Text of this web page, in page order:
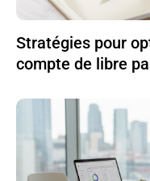
Stratégies pour
compte de libre